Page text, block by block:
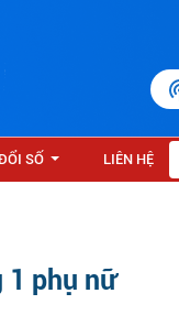
SỐ LIÊN HỆ
phụ nữ